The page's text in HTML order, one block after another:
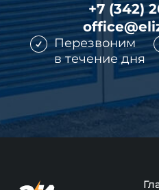
+7 (342)
Перезвоним
в течение дня